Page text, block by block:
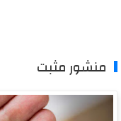
منشور مثبت